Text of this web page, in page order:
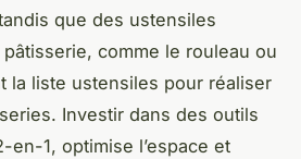
que des ustensiles
comme le rouleau ou
la liste ustensiles pour réaliser
Investir dans des outils
en-1, optimise l’espace et